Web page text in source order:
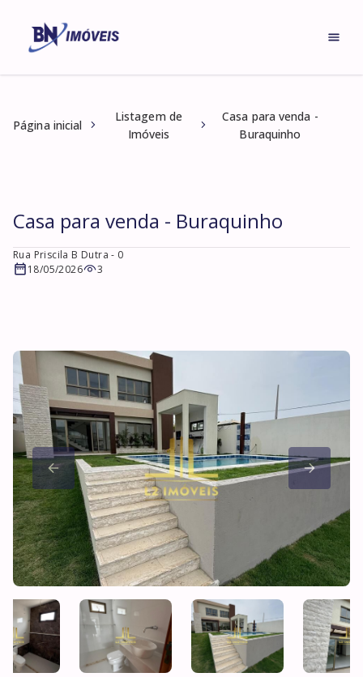
Página inicial
Listagem de
Imóveis
Casa para venda -
Buraquinho
Casa para venda - Buraquinho
Rua Priscila B Dutra - 0
18/05/2026
3